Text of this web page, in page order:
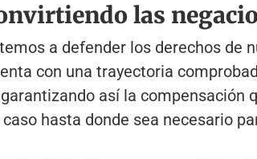
las
a defender los derechos
con una trayectoria
así la
hasta donde sea necesario